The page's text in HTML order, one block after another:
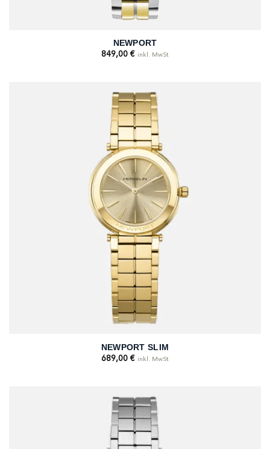
NEWPORT
849,00 € inkl. MwSt
NEWPORT SLIM
689,00 € inkl. MwSt